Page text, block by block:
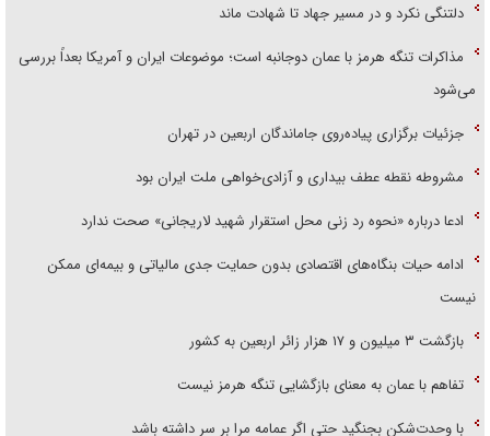
دلتنگی نکرد و در مسیر جهاد تا شهادت ماند
مذاکرات تنگه هرمز با عمان دوجانبه است؛ موضوعات ایران و آمریکا بعداً بررسی
می‌شود
جزئیات برگزاری پیاده‌روی جاماندگان اربعین در تهران
مشروطه نقطه عطف بیداری و آزادی‌خواهی ملت ایران بود
ادعا درباره «نحوه رد زنی محل استقرار شهید لاریجانی» صحت ندارد
ادامه حیات بنگاه‌های اقتصادی بدون حمایت جدی مالیاتی و بیمه‌ای ممکن
نیست
بازگشت ۳ میلیون و ۱۷ هزار زائر اربعین به کشور
تفاهم با عمان به معنای بازگشایی تنگه هرمز نیست
با وحدت‌شکن بجنگید حتی اگر عمامه مرا بر سر داشته باشد